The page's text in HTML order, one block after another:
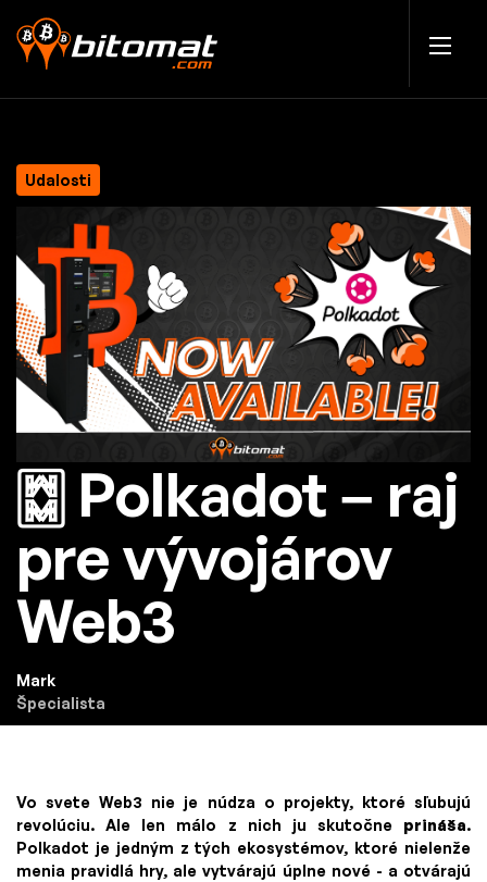
Udalosti
🀗 Polkadot – raj
pre vývojárov
Web3
Mark
Špecialista
Vo svete Web3 nie je núdza o projekty, ktoré sľubujú
revolúciu. Ale len málo z nich ju skutočne prináša.
Polkadot je jedným z tých ekosystémov, ktoré nielenže
menia pravidlá hry, ale vytvárajú úplne nové - a otvárajú